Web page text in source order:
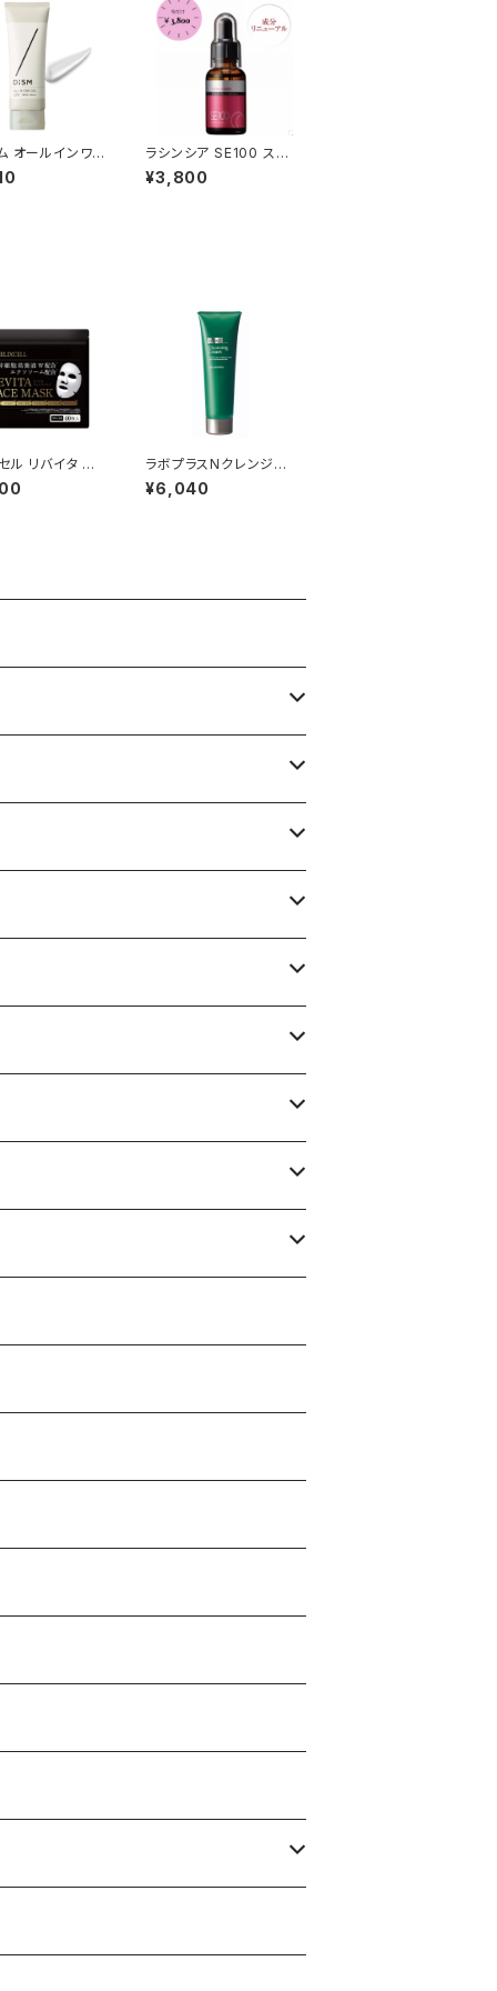
オールインワン
70g
ラシンシア SE100 スー
パーエッセンス コラー
ゲン〈CO〉30ml
¥3,800
ル リバイタ フ
スク 40枚
ラボプラスNクレンジン
グクリーム
¥6,040